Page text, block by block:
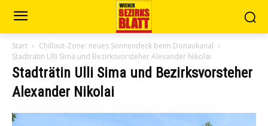
Start
Chillout-Zone: neues Sonnendeck beim Donaukanal
Stadträtin Ulli Sima und Bezirksvorsteher Alexander Nikolai
Stadträtin Ulli Sima und Bezirksvorsteher
Alexander Nikolai